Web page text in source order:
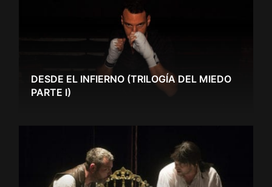
DESDE EL INFIERNO (TRILOGÍA DEL MIEDO
PARTE I)